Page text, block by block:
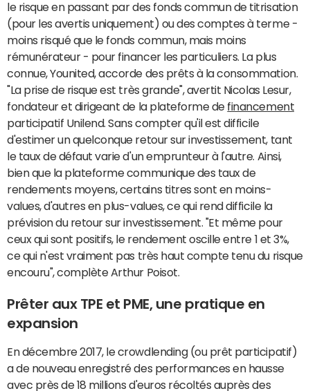
le risque en passant par des fonds commun de titrisation
(pour les avertis uniquement) ou des comptes à terme -
moins risqué que le fonds commun, mais moins
rémunérateur - pour financer les particuliers. La plus
connue, Younited, accorde des prêts à la consommation.
"La prise de risque est très grande", avertit Nicolas Lesur,
fondateur et dirigeant de la plateforme de financement
participatif Unilend. Sans compter qu'il est difficile
d'estimer un quelconque retour sur investissement, tant
le taux de défaut varie d'un emprunteur à l'autre. Ainsi,
bien que la plateforme communique des taux de
rendements moyens, certains titres sont en moins-
values, d'autres en plus-values, ce qui rend difficile la
prévision du retour sur investissement. "Et même pour
ceux qui sont positifs, le rendement oscille entre 1 et 3%,
ce qui n'est vraiment pas très haut compte tenu du risque
encouru", complète Arthur Poisot.
Prêter aux TPE et PME, une pratique en
expansion
En décembre 2017, le crowdlending (ou prêt participatif)
a de nouveau enregistré des performances en hausse
avec près de 18 millions d'euros récoltés auprès des